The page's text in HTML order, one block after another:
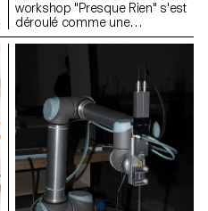
workshop "Presque Rien" s'est
déroulé comme une
exploration des possibilités de
rénovée. Le projet prévoyait un
canevas ouvert, encourageant
les étudiants en design
industriel de l'ECAL à s'écarter
des méthodes traditionnelles
de résolution de problèmes.